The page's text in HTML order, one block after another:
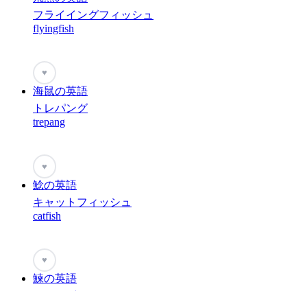
フライイングフィッシュ
flyingfish
♥
海鼠の英語
トレパング
trepang
♥
鯰の英語
キャットフィッシュ
catfish
♥
鰊の英語